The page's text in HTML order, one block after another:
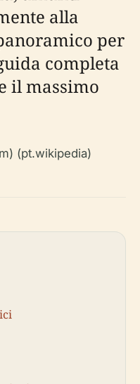
alla
per
completa
il massimo
(pt.wikipedia)